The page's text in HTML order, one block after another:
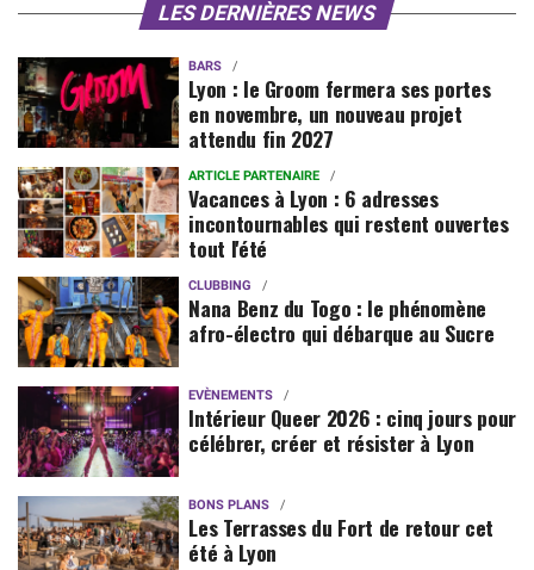
LES DERNIÈRES NEWS
BARS
Lyon : le Groom fermera ses portes
en novembre, un nouveau projet
attendu fin 2027
ARTICLE PARTENAIRE
Vacances à Lyon : 6 adresses
incontournables qui restent ouvertes
tout l'été
CLUBBING
Nana Benz du Togo : le phénomène
afro-électro qui débarque au Sucre
EVÈNEMENTS
Intérieur Queer 2026 : cinq jours pour
célébrer, créer et résister à Lyon
BONS PLANS
Les Terrasses du Fort de retour cet
été à Lyon